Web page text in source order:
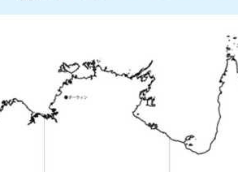
真面目に働く
留学にはタビケン留学がおすすめ
数料無料の留学エージェント